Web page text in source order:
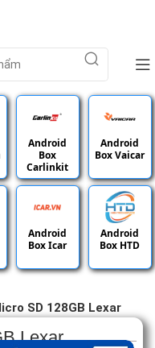
Android
Box
Carlinkit
Android
Box Vaicar
Android
Box Icar
Android
Box HTD
SD 128GB Lexar
Lexar